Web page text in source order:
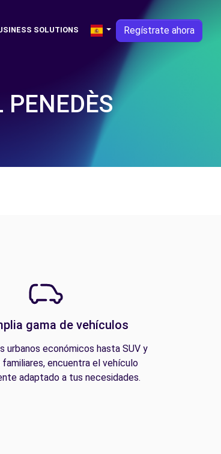
SOLUTIONS Regístrate ahora
gama de vehículos
urbanos económicos hasta SUV y
encuentra el vehículo
adaptado a tus necesidades.